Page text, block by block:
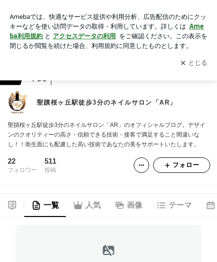
アプリをダウンロードして ブログの更新通知
を受け取りまし
ょう。
開く
766
聖蹟桜ヶ丘駅徒歩3分のネイルサロン「AR」
聖蹟桜ヶ丘駅徒歩3分のネイルサロン「AR」のオフィシャルブログ。デザイ
ンのクオリティーの高さ・信頼できる技術・接客で満足すること間違いな
し！！衛生面にも配慮した高い技術であなたの美をサポートいたします。
22
フォロワー
511
投稿
フォロー
一覧 人気 画像 テーマ